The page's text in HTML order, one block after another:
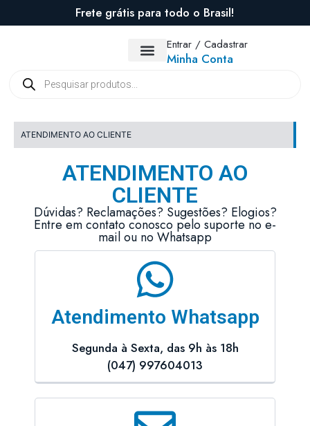
Frete grátis para todo o Brasil!
Entrar / Cadastrar
Minha Conta
ATENDIMENTO AO CLIENTE
ATENDIMENTO AO
CLIENTE
Dúvidas? Reclamações? Sugestões? Elogios?
Entre em contato conosco pelo suporte no e-
mail ou no Whatsapp
Atendimento Whatsapp
Segunda à Sexta, das 9h às 18h
(047) 997604013